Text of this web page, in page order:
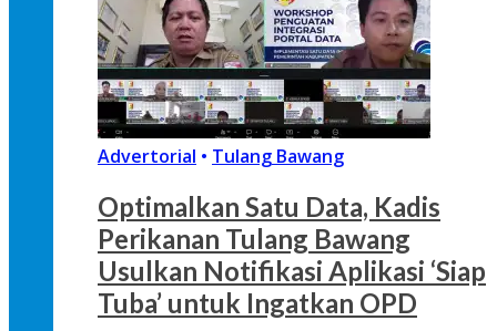
Advertorial • Tulang Bawang
Optimalkan Satu Data, Kadis
Perikanan Tulang Bawang
Usulkan Notifikasi Aplikasi ‘Siap
Tuba’ untuk Ingatkan OPD